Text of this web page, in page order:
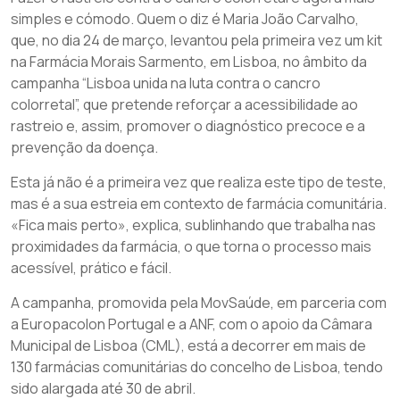
simples e cómodo. Quem o diz é Maria João Carvalho,
que, no dia 24 de março, levantou pela primeira vez um kit
na Farmácia Morais Sarmento, em Lisboa, no âmbito da
campanha “Lisboa unida na luta contra o cancro
colorretal”, que pretende reforçar a acessibilidade ao
rastreio e, assim, promover o diagnóstico precoce e a
prevenção da doença.
Esta já não é a primeira vez que realiza este tipo de teste,
mas é a sua estreia em contexto de farmácia comunitária.
«Fica mais perto», explica, sublinhando que trabalha nas
proximidades da farmácia, o que torna o processo mais
acessível, prático e fácil.
A campanha, promovida pela MovSaúde, em parceria com
a Europacolon Portugal e a ANF, com o apoio da Câmara
Municipal de Lisboa (CML), está a decorrer em mais de
130 farmácias comunitárias do concelho de Lisboa, tendo
sido alargada até 30 de abril.